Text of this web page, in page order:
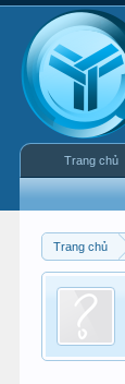
Trang chủ
Trang chủ